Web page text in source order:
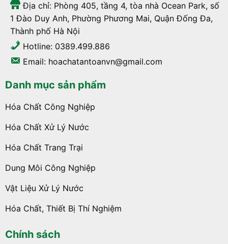
Địa chỉ: Phòng 405, tầng 4, tòa nhà Ocean Park, số
1 Đào Duy Anh, Phường Phương Mai, Quận Đống Đa,
Thành phố Hà Nội
Hotline: 0389.499.886
Email: hoachatantoanvn@gmail.com
Danh mục sản phẩm
Hóa Chất Công Nghiệp
Hóa Chất Xử Lý Nước
Hóa Chất Trang Trại
Dung Môi Công Nghiệp
Vật Liệu Xử Lý Nước
Hóa Chất, Thiết Bị Thí Nghiệm
Chính sách